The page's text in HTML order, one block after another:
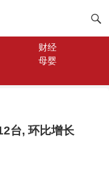
财经
母婴
台, 环比增长